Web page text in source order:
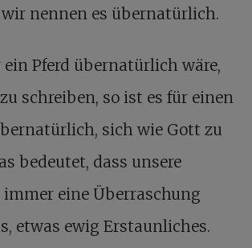
nennen es übernatürlich.
ein Pferd übernatürlich wäre,
schreiben, so ist es für einen
sich wie Gott zu
bedeutet, dass unsere
eine Überraschung
etwas ewig Erstaunliches.